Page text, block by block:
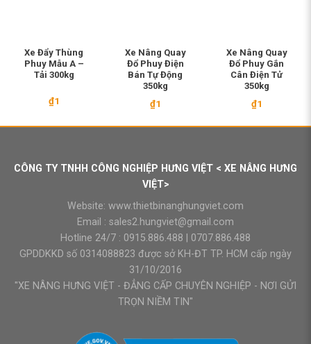
Xe Đẩy Thùng
Phuy Mẫu A –
Tải 300kg
₫1
Xe Nâng Quay
Đổ Phuy Điện
Bán Tự Động
350kg
₫1
Xe Nâng Quay
Đổ Phuy Gắn
Cân Điện Tử
350kg
₫1
CÔNG TY TNHH CÔNG NGHIỆP HƯNG VIỆT < XE NÂNG HƯNG
VIỆT>
Website: www.thietbinanghungviet.com
Email : sales2.hungviet@gmail.com
Hotline 24/7 : 0915.886.488
0707.886.488
GPDDKKD số 0314088823 được sở KH-ĐT TP. HCM cấp ngày
31/10/2016
"XE NÂNG HƯNG VIỆT - ĐẲNG CẤP CHUYÊN NGHIỆP - NƠI GỬI
TRỌN NIỀM TIN"